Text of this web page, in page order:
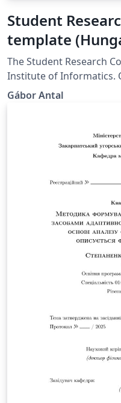
Student
template
The Student Research
Institute of Informatics.
https://tdk.inf.u-
Gábor Antal